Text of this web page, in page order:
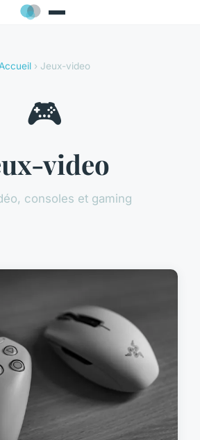
Accueil › Jeux-video
🎮
video
consoles et gaming